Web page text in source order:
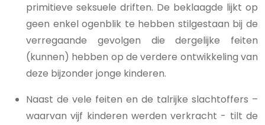
primitieve seksuele driften. De beklaagde lijkt op
geen enkel ogenblik te hebben stilgestaan bij de
verregaande gevolgen die dergelijke feiten
(kunnen) hebben op de verdere ontwikkeling van
deze bijzonder jonge kinderen.
Naast de vele feiten en de talrijke slachtoffers –
waarvan vijf kinderen werden verkracht - tilt de